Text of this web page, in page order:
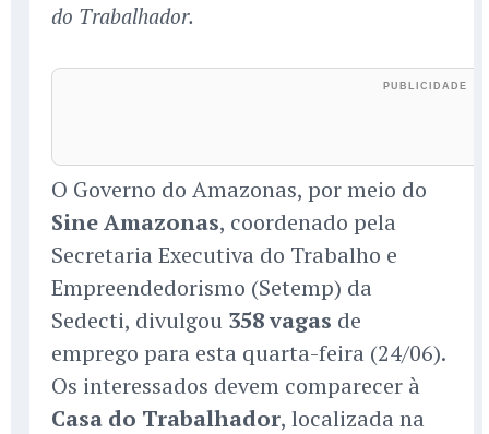
do Trabalhador.
O Governo do Amazonas, por meio do
Sine Amazonas, coordenado pela
Secretaria Executiva do Trabalho e
Empreendedorismo (Setemp) da
Sedecti, divulgou 358 vagas de
emprego para esta quarta-feira (24/06).
Os interessados devem comparecer à
Casa do Trabalhador, localizada na